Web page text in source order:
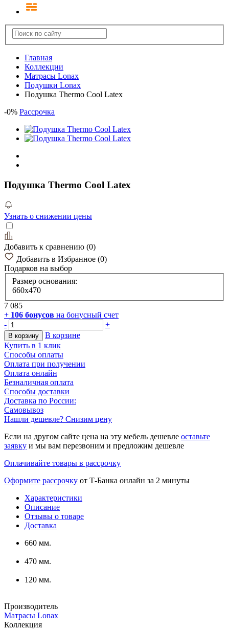
Главная
Коллекции
Матрасы Lonax
Подушки Lonax
Подушка Thermo Cool Latex
-0% Рассрочка
Подушка Thermo Cool Latex
Узнать о снижении цены
Добавить к сравнению (0)
Добавить в Избранное (0)
Подарков на выбор
Размер основания:
660х470
7 085
+ 106 бонусов на бонусный счет
-
+
В корзину
В корзине
Купить в 1 клик
Способы оплаты
Оплата при получении
Оплата онлайн
Безналичная оплата
Способы доставки
Доставка по России:
Самовывоз
Нашли дешевле? Снизим цену
Если на другом сайте цена на эту мебель дешевле оставьте
заявку и мы вам перезвоним и предложим дешевле
Оплачивайте товары в рассрочку
Оформите рассрочку от Т-Банка онлайн за 2 минуты
Характеристики
Описание
Отзывы о товаре
Доставка
660 мм.
470 мм.
120 мм.
Производитель
Матрасы Lonax
Коллекция